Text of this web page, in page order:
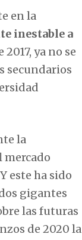
en la
inestable a
ya no se
secundarios
la
mercado
este ha sido
gigantes
las futuras
de 2020 la